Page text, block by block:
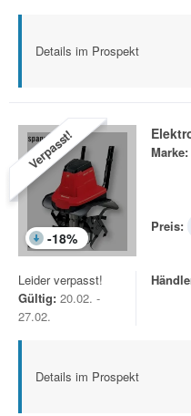
Details im Prospekt
Verpasst!
-18%
Marke:
Preis:
Leider verpasst!
Gültig: 20.02. -
27.02.
Details im Prospekt